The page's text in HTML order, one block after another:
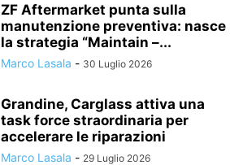
ZF Aftermarket punta sulla
manutenzione preventiva: nasce
la strategia “Maintain –...
Marco Lasala - 30 Luglio 2026
Grandine, Carglass attiva una
task force straordinaria per
accelerare le riparazioni
Marco Lasala - 29 Luglio 2026